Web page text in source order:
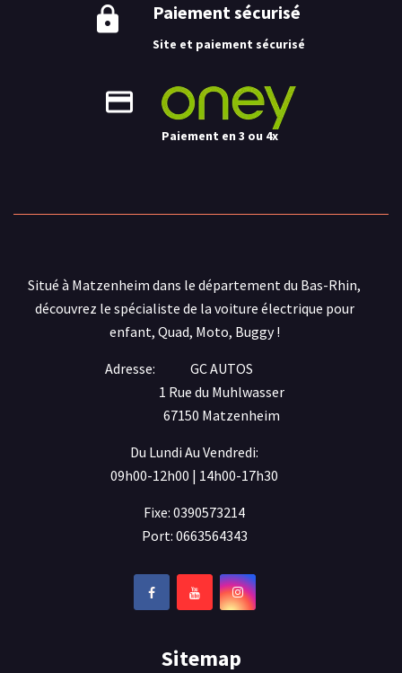
Paiement sécurisé
Site et paiement sécurisé
Paiement en 3 ou 4x
Situé à Matzenheim dans le département du Bas-Rhin,
découvrez le spécialiste de la voiture électrique pour
enfant, Quad, Moto, Buggy !
Adresse:
GC AUTOS
1 Rue du Muhlwasser
67150 Matzenheim
Du Lundi Au Vendredi:
09h00-12h00 | 14h00-17h30
Fixe: 0390573214
Port: 0663564343
Sitemap